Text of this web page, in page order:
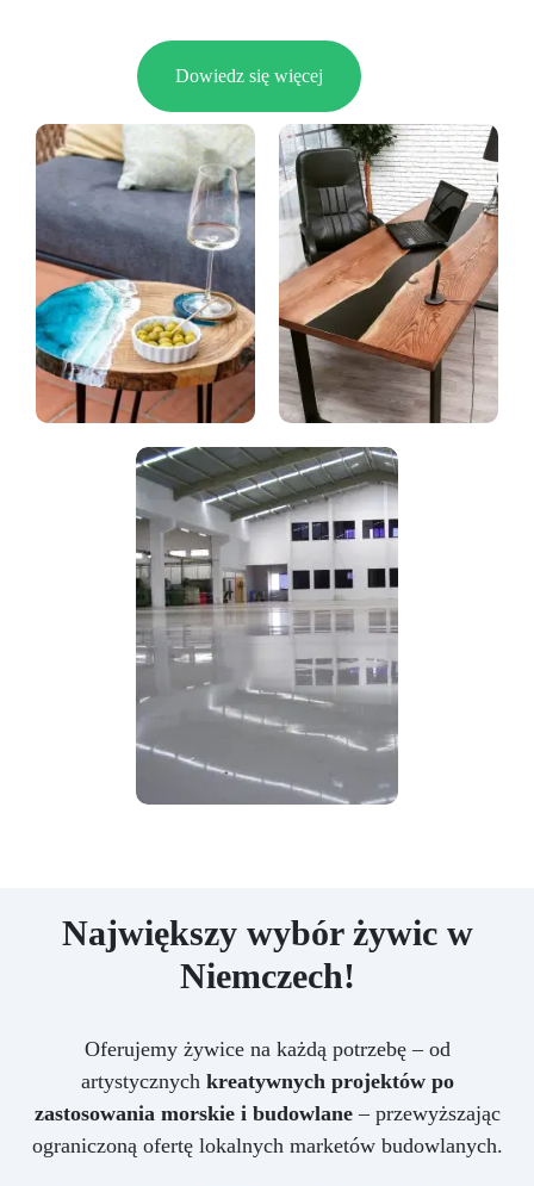
Dowiedz się więcej
Największy wybór żywic w
Niemczech!
Oferujemy żywice na każdą potrzebę – od
artystycznych kreatywnych projektów po
zastosowania morskie i budowlane– przewyższając
ograniczoną ofertę lokalnych marketów budowlanych.